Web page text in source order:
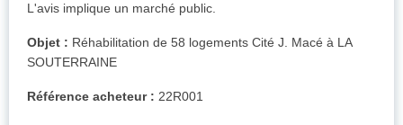
L'avis implique un marché public.
Objet : Réhabilitation de 58 logements Cité J. Macé à LA
SOUTERRAINE
Référence acheteur : 22R001